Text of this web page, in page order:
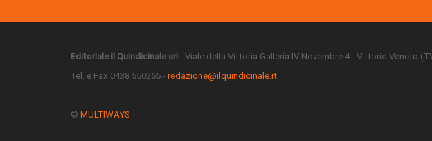
Editoriale il Quindicinale srl - Viale della Vittoria Galleria IV Novembre 4 - Vittorio Veneto
Tel. e Fax 0438 550265 - redazione@ilquindicinale.it
© MULTIWAYS